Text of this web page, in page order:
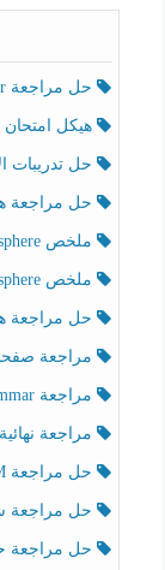
حل مراجعة Grammar اللغة الإنجليزية الصف الخامس الفصل الثالث
هيكل امتحان
حل تدريبات
حل مراجعة هيكلة
ملخص Effect of Atmosphere حسب الهيكل الوزاري العلوم المتكاملة الصف الخامس انسبير الفصل الثالث
ملخص Effect of Geosphere حسب الهيكل الوزاري العلوم المتكاملة الصف الخامس انسبير الفصل الثالث
حل مراجعة هيكلة
مراجعة صفحات
مراجعة Review Grammar حسب الهيكل اللغة الإنجليزية الصف الخامس الفصل الثالث
مراجعة نهائية
حل مراجعة FINAL EXAMاللغة الإنجليزية الصف الخامس الفصل الثالث
حل مراجعة شاملة
حل مراجعة حسب